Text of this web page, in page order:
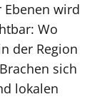
wird
Wo
der Region
sich
lokalen